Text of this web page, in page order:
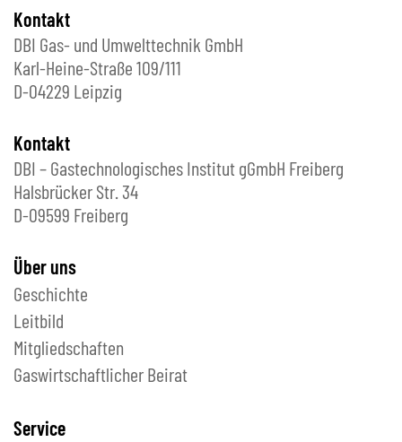
Kontakt
DBI Gas- und Umwelttechnik GmbH
Karl-Heine-Straße 109/111
D-04229 Leipzig
Kontakt
DBI – Gastechnologisches Institut gGmbH Freiberg
Halsbrücker Str. 34
D-09599 Freiberg
Über uns
Geschichte
Leitbild
Mitgliedschaften
Gaswirtschaftlicher Beirat
Service